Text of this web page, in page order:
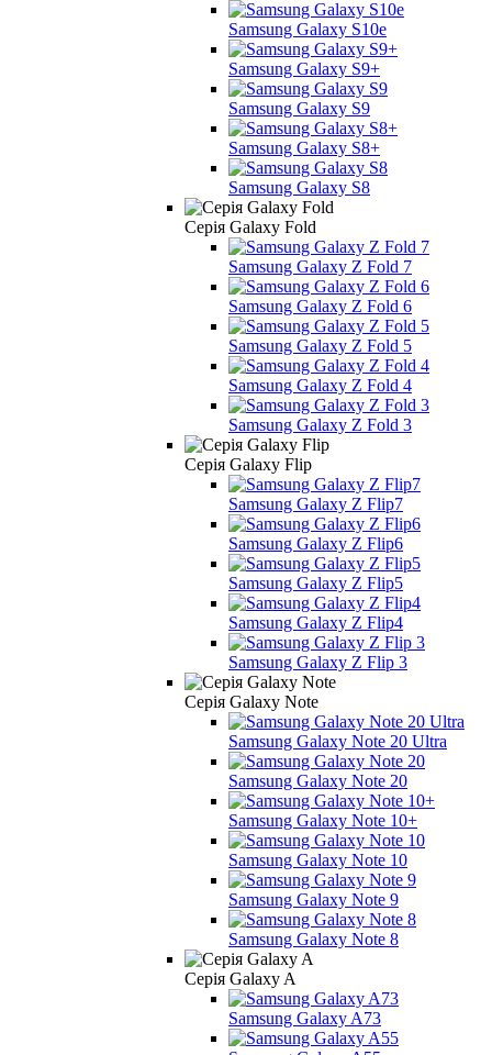
Samsung Galaxy S10e
Samsung Galaxy S9+
Samsung Galaxy S9
Samsung Galaxy S8+
Samsung Galaxy S8
Серія Galaxy Fold
Samsung Galaxy Z Fold 7
Samsung Galaxy Z Fold 6
Samsung Galaxy Z Fold 5
Samsung Galaxy Z Fold 4
Samsung Galaxy Z Fold 3
Серія Galaxy Flip
Samsung Galaxy Z Flip7
Samsung Galaxy Z Flip6
Samsung Galaxy Z Flip5
Samsung Galaxy Z Flip4
Samsung Galaxy Z Flip 3
Серія Galaxy Note
Samsung Galaxy Note 20 Ultra
Samsung Galaxy Note 20
Samsung Galaxy Note 10+
Samsung Galaxy Note 10
Samsung Galaxy Note 9
Samsung Galaxy Note 8
Серія Galaxy A
Samsung Galaxy A73